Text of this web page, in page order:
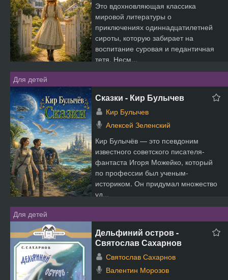
Это вдохновляющая классика
мировой литературы о
приключениях одиннадцатилетней
сироты, которую забирает на
воспитание суровая и педантичная
тетя. Несм...
Для детей
Сказки - Кир Булычев
Кир Булычев
Алексей Зеленский
Кир Булычёв — это псевдоним
известного советского писателя-
фантаста Игоря Можейко, который
по профессии был ученым-
историком. Он придумал множество
уд...
Для детей
Дельфиний остров -
Святослав Сахарнов
Святослав Сахарнов
Валентин Морозов